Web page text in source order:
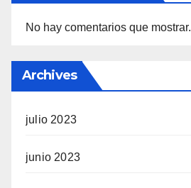
No hay comentarios que mostrar.
Archives
julio 2023
junio 2023